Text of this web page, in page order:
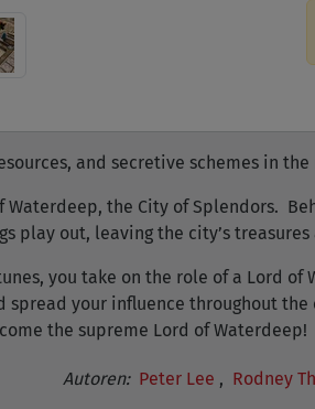
and secretive schemes in
the City of Splendors.
play out, leaving the city’s
you take on the role of a Lord
spread your influence throughout
the supreme Lord of Waterdeep!
Autoren: Peter Lee , Rodney